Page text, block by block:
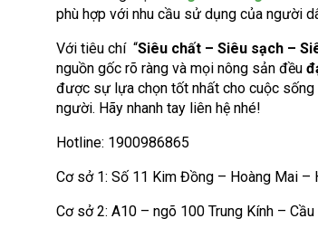
phù hợp với nhu cầu sử dụng của người
Với tiêu chí “Siêu chất – Siêu sạch –
nguồn gốc rõ ràng và mọi nông sản đều
được sự lựa chọn tốt nhất cho cuộc sống
người. Hãy nhanh tay liên hệ nhé!
Hotline: 1900986865
Cơ sở 1: Số 11 Kim Đồng – Hoàng Mai –
Cơ sở 2: A10 – ngõ 100 Trung Kính –